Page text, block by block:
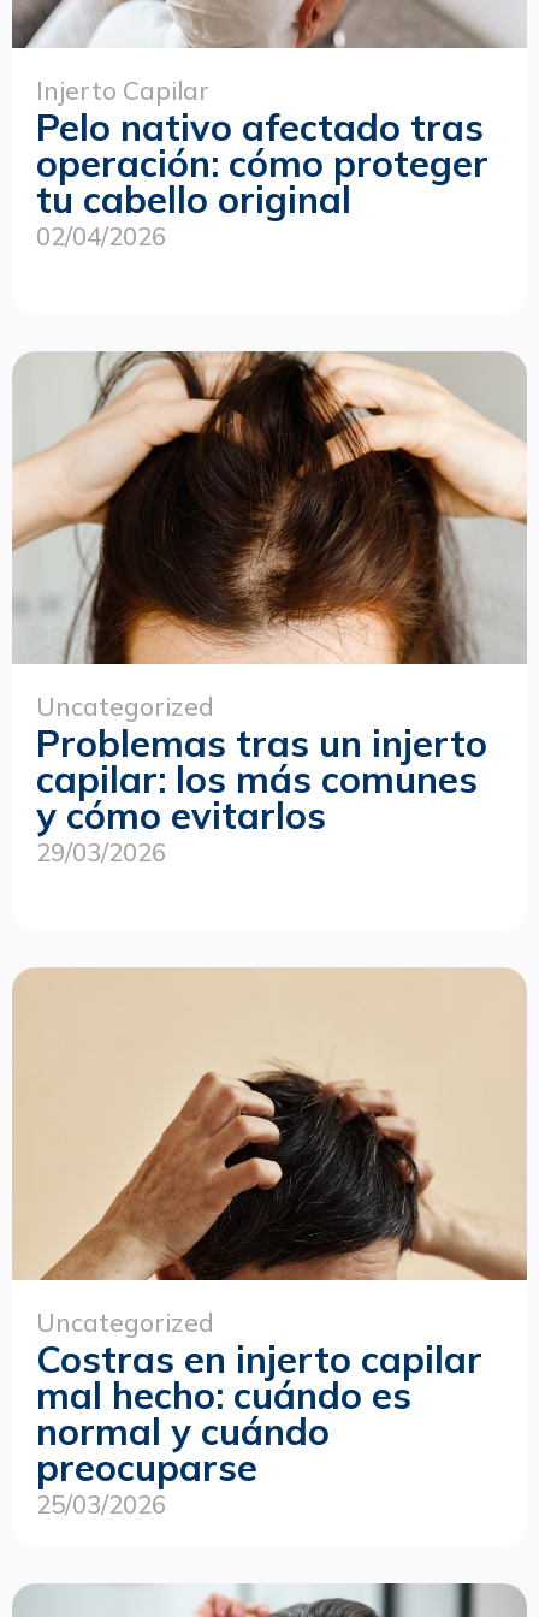
Injerto Capilar
Pelo nativo afectado tras
operación: cómo proteger
tu cabello original
02/04/2026
Uncategorized
Problemas tras un injerto
capilar: los más comunes
y cómo evitarlos
29/03/2026
Uncategorized
Costras en injerto capilar
mal hecho: cuándo es
normal y cuándo
preocuparse
25/03/2026